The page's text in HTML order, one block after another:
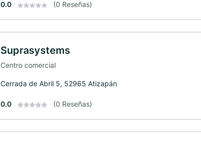
0.0 (0 Reseñas)
Suprasystems
Centro comercial
Cerrada de Abril 5, 52965 Atizapán
0.0 (0 Reseñas)